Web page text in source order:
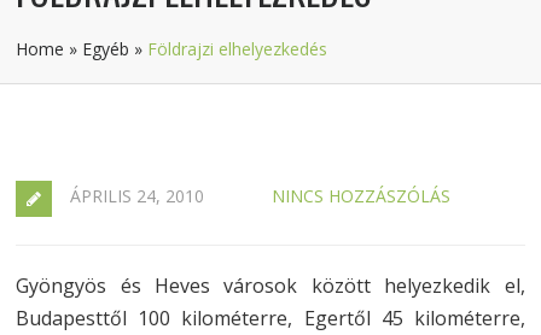
Home » Egyéb » Földrajzi elhelyezkedés
ÁPRILIS 24, 2010 NINCS HOZZÁSZÓLÁS
Gyöngyös és Heves városok között helyezkedik el,
Budapesttől 100 kilométerre, Egertől 45 kilométerre,